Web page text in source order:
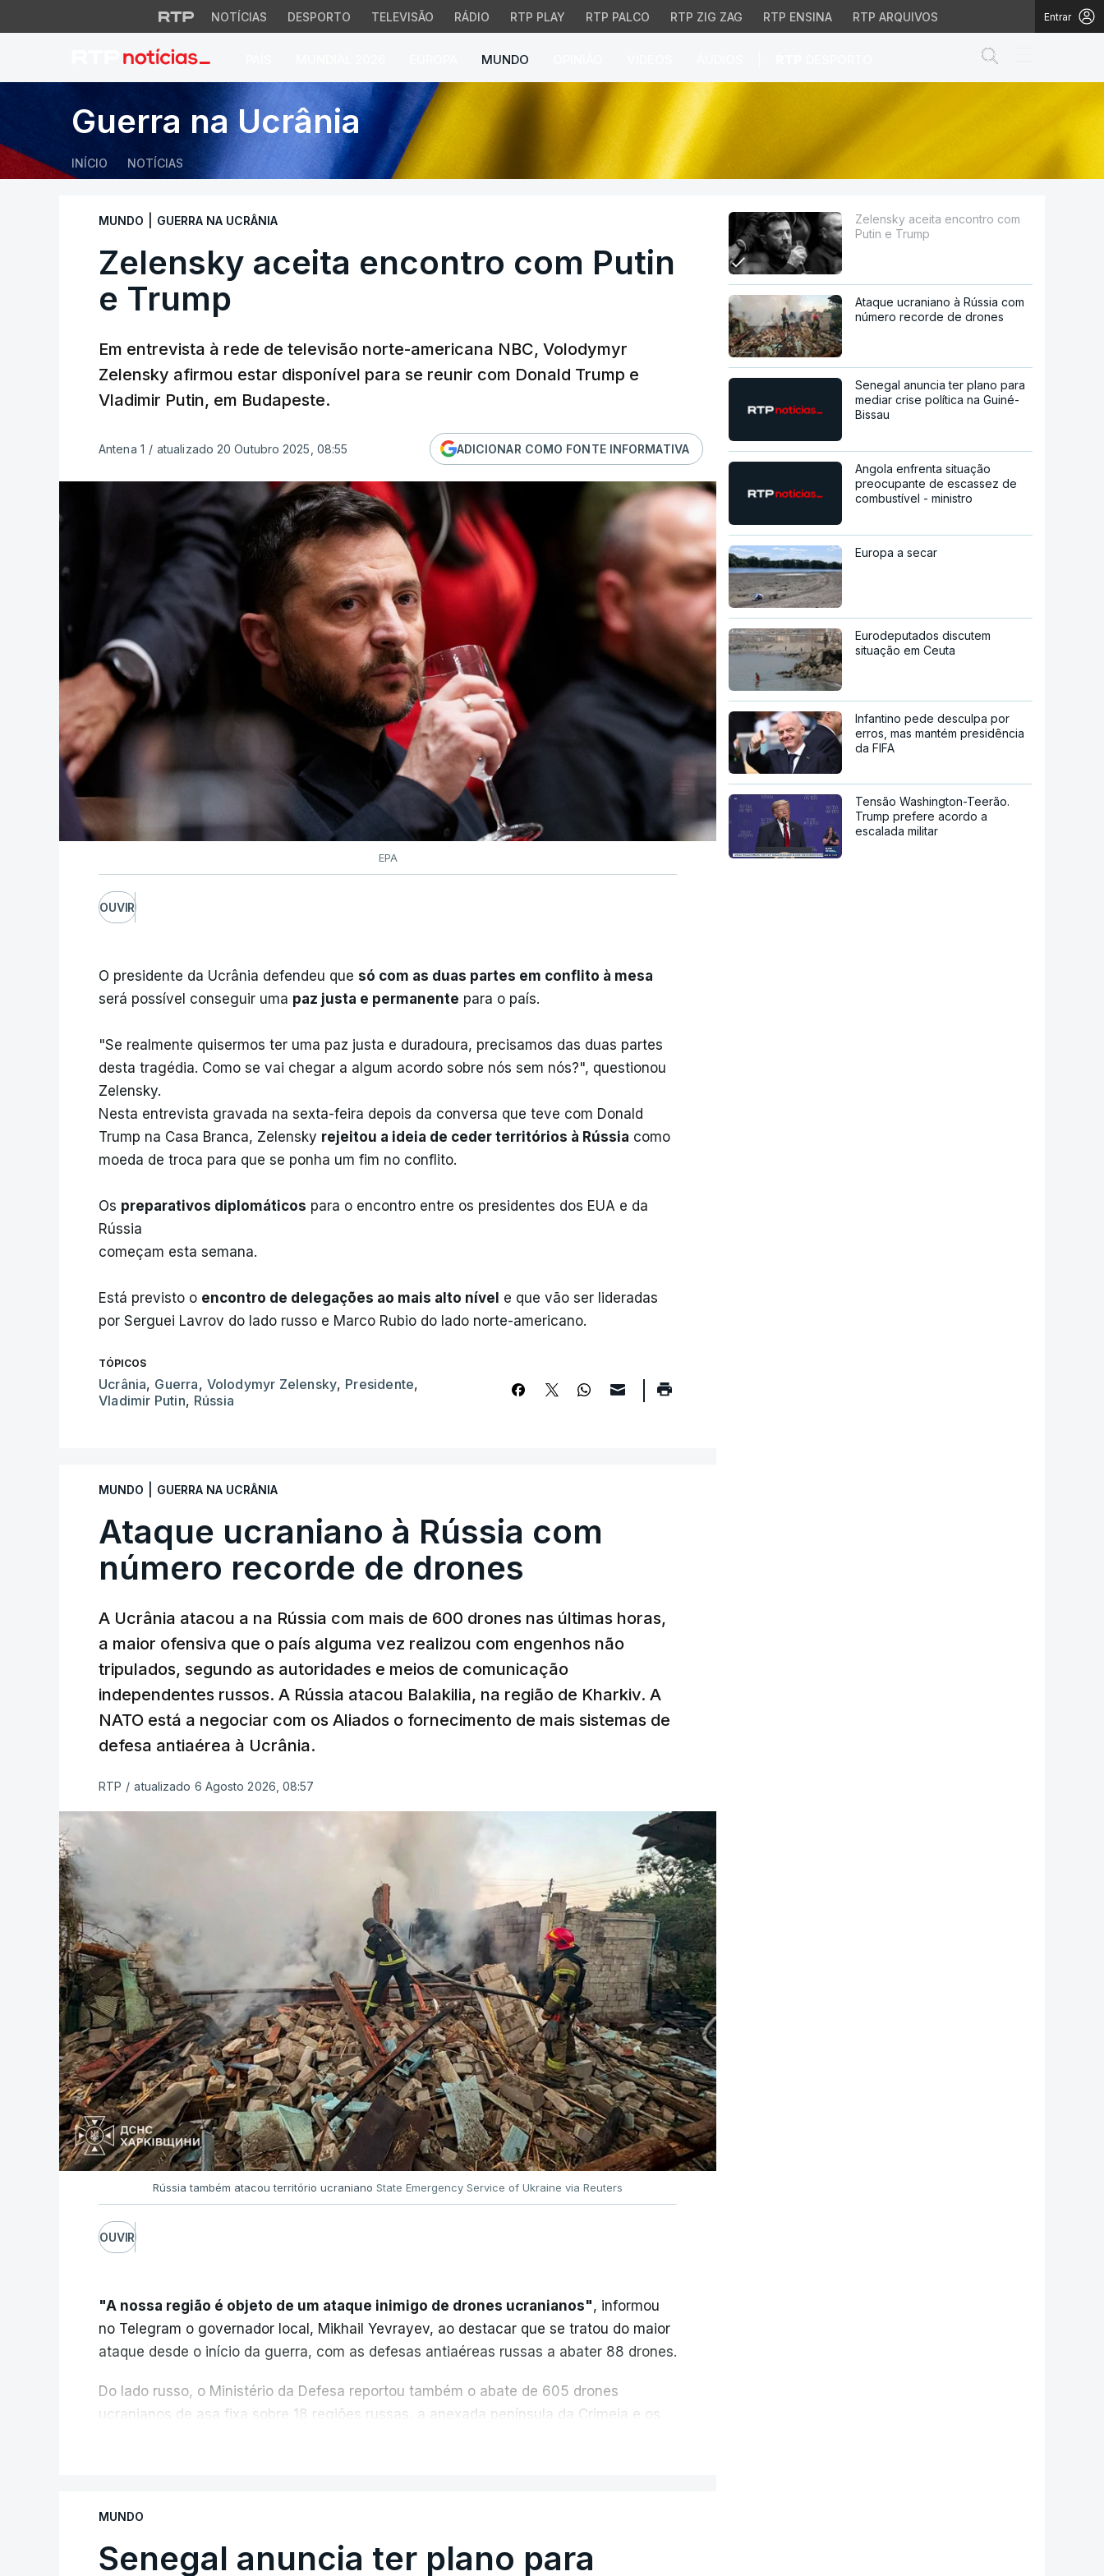
NOTÍCIAS DESPORTO TELEVISÃO RÁDIO RTP PLAY RTP PALCO RTP ZIG ZAG RTP ENSINA RTP ARQUIVOS Entrar
MUNDO
Zelensky aceita encontro com Putin e Trump
Guerra na Ucrânia
INÍCIO NOTÍCIAS
MUNDO GUERRA NA UCRÂNIA
Zelensky aceita encontro com Putin
e Trump
Em entrevista à rede de televisão norte-americana NBC, Volodymyr
Zelensky afirmou estar disponível para se reunir com Donald Trump e
Vladimir Putin, em Budapeste.
Antena 1 / atualizado 20 Outubro 2025, 08:55 ADICIONAR COMO FONTE INFORMATIVA
EPA
OUVIR
O presidente da Ucrânia defendeu que só com as duas partes em conflito à mesa
será possível conseguir uma paz justa e permanente para o país.
"Se realmente quisermos ter uma paz justa e duradoura, precisamos das duas partes
desta tragédia. Como se vai chegar a algum acordo sobre nós sem nós?", questionou
Zelensky.
Nesta entrevista gravada na sexta-feira depois da conversa que teve com Donald
Trump na Casa Branca, Zelensky rejeitou a ideia de ceder territórios à Rússia como
moeda de troca para que se ponha um fim no conflito.
Os preparativos diplomáticos para o encontro entre os presidentes dos EUA e da
Rússia
começam esta semana.
Está previsto o encontro de delegações ao mais alto nível e que vão ser lideradas
por Serguei Lavrov do lado russo e Marco Rubio do lado norte-americano.
TÓPICOS
Ucrânia, Guerra, Volodymyr Zelensky, Presidente,
Vladimir Putin, Rússia
MUNDO GUERRA NA UCRÂNIA
Ataque ucraniano à Rússia com
número recorde de drones
A Ucrânia atacou a na Rússia com mais de 600 drones nas últimas horas,
a maior ofensiva que o país alguma vez realizou com engenhos não
tripulados, segundo as autoridades e meios de comunicação
independentes russos. A Rússia atacou Balakilia, na região de Kharkiv. A
NATO está a negociar com os Aliados o fornecimento de mais sistemas de
defesa antiaérea à Ucrânia.
RTP / atualizado 6 Agosto 2026, 08:57
Rússia também atacou território ucraniano State Emergency Service of Ukraine via Reuters
OUVIR
"A nossa região é objeto de um ataque inimigo de drones ucranianos", informou
no Telegram o governador local, Mikhail Yevrayev, ao destacar que se tratou do maior
ataque desde o início da guerra, com as defesas antiaéreas russas a abater 88 drones.
Do lado russo, o Ministério da Defesa reportou também o abate de 605 drones
ucranianos de asa fixa sobre 18 regiões russas, a anexada península da Crimeia e os
mortos nem feridos em consequência do ataque massivo contra Yaroslavl.
"Ardeu uma casa particular, em vários edifícios as janelas sofreram danos, vários
MUNDO
Senegal anuncia ter plano para
Zelensky aceita encontro com
Putin e Trump
Ataque ucraniano à Rússia com
número recorde de drones
Senegal anuncia ter plano para
mediar crise política na Guiné-
Bissau
Angola enfrenta situação
preocupante de escassez de
combustível - ministro
Europa a secar
Eurodeputados discutem
situação em Ceuta
Infantino pede desculpa por
erros, mas mantém presidência
da FIFA
Tensão Washington-Teerão.
Trump prefere acordo a
escalada militar